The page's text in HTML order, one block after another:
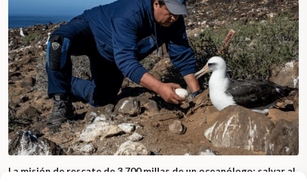
La misión de rescate de 3.700 millas de un oceanólogo: salvar al